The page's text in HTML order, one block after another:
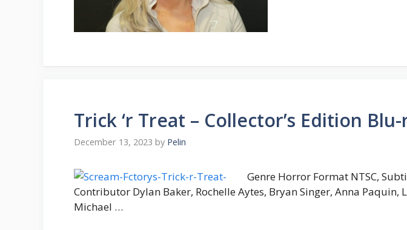
Trick ‘r Treat – Collector’s Edition
December 13, 2023 by Pelin
Genre Horror Format NTSC,
Contributor Dylan Baker, Rochelle Aytes, Bryan Singer, Anna Paquin,
Michael …